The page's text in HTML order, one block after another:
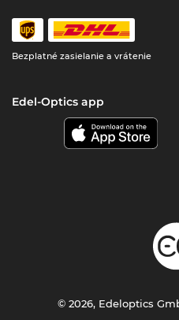
Bezplatné zasielanie a vrátenie
Edel-Optics app
© 2026, Edeloptics